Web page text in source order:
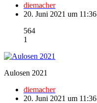
diemacher
20. Juni 2021 um 11:36
564
1
Aulosen 2021
diemacher
20. Juni 2021 um 11:36